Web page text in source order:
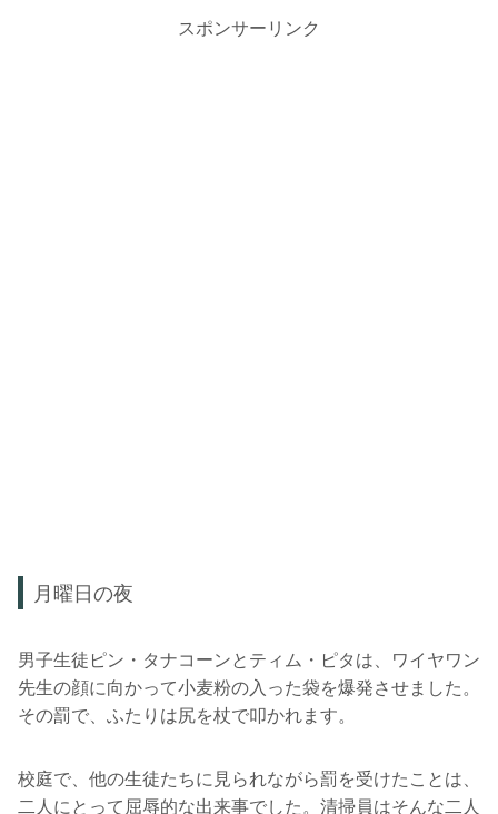
スポンサーリンク
月曜日の夜
男子生徒ピン・タナコーンとティム・ピタは、ワイヤワン
先生の顔に向かって小麦粉の入った袋を爆発させました。
その罰で、ふたりは尻を杖で叩かれます。
校庭で、他の生徒たちに見られながら罰を受けたことは、
二人にとって屈辱的な出来事でした。清掃員はそんな二人